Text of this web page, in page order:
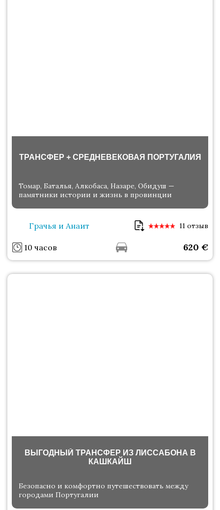
ТРАНСФЕР + СРЕДНЕВЕКОВАЯ ПОРТУГАЛИЯ
Томар, Баталья, Алкобаса, Назаре, Обидуш —
памятники истории и жизнь в провинции
Грачья и Анаит 11 отзыв
10 часов 620 €
ВЫГОДНЫЙ ТРАНСФЕР ИЗ ЛИССАБОНА В
КАШКАЙШ
Безопасно и комфортно путешествовать между
городами Португалии